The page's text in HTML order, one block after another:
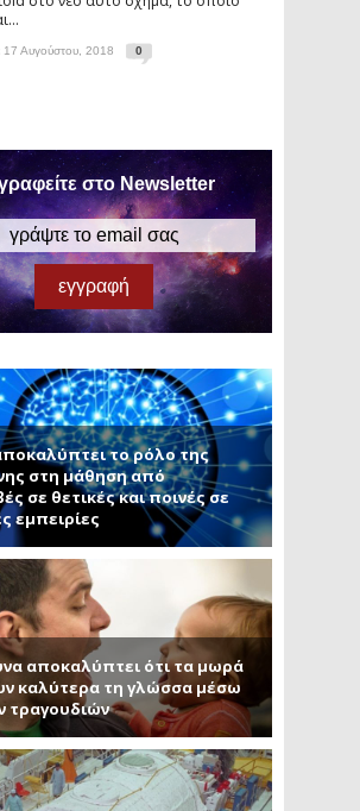
17 Αυγούστου, 2018 0
στο Newsletter
το ρόλο της
στη μάθηση από
σε θετικές και ποινές σε
εμπειρίες
αποκαλύπτει ότι τα μωρά
καλύτερα τη γλώσσα μέσω
τραγουδιών